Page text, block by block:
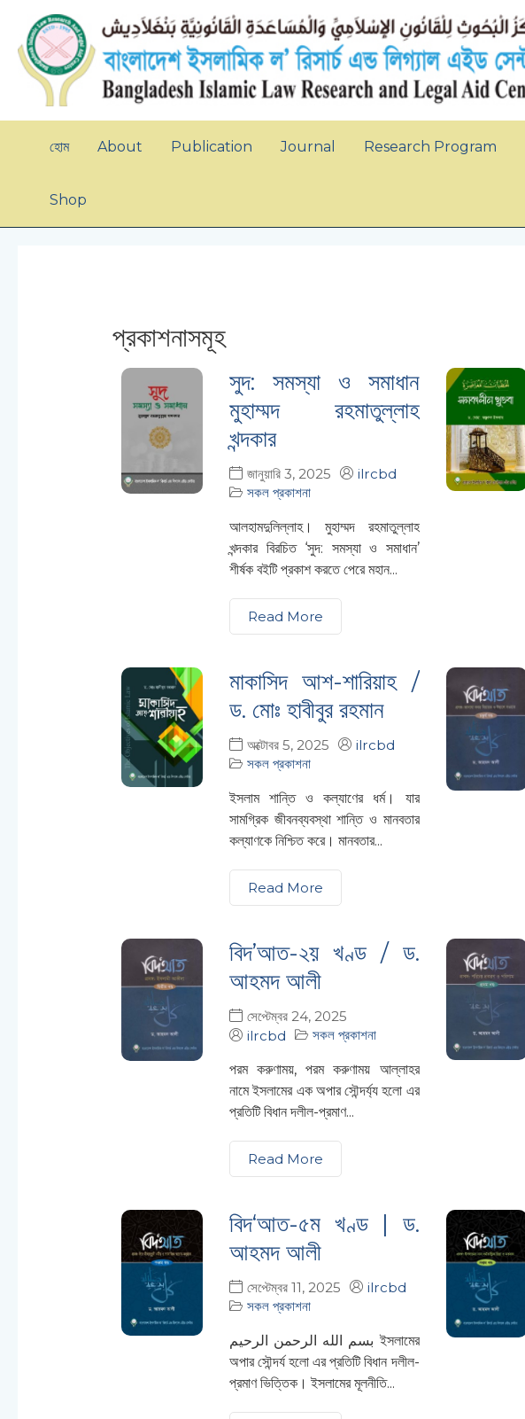
content
হোম About Publication Journal Research Program
Shop
প্রকাশনাসমূহ
সুদ: সমস্যা ও সমাধান
মুহাম্মদ রহমাতুল্লাহ
খন্দকার
জানুয়ারি 3, 2025
ilrcbd
সকল প্রকাশনা
আলহামদুলিল্লাহ। মুহাম্মদ রহমাতুল্লাহ
খন্দকার বিরচিত ‘সুদ: সমস্যা ও সমাধান’
শীর্ষক বইটি প্রকাশ করতে পেরে মহান...
Read More
মাকাসিদ আশ-শারিয়াহ /
ড. মোঃ হাবীবুর রহমান
অক্টোবর 5, 2025
ilrcbd
সকল প্রকাশনা
ইসলাম শান্তি ও কল্যাণের ধর্ম। যার
সামগ্রিক জীবনব্যবস্থা শান্তি ও মানবতার
কল্যাণকে নিশ্চিত করে। মানবতার...
Read More
বিদ’আত-২য় খণ্ড / ড.
আহমদ আলী
সেপ্টেম্বর 24, 2025
ilrcbd
সকল প্রকাশনা
পরম করুণাময়, পরম করুণাময় আল্লাহর
নামে ইসলামের এক অপার সৌন্দর্য্য হলো এর
প্রতিটি বিধান দলীল-প্রমাণ...
Read More
বিদ‘আত-৫ম খণ্ড | ড.
আহমদ আলী
সেপ্টেম্বর 11, 2025
ilrcbd
সকল প্রকাশনা
بسم الله الرحمن الرحيم ইসলামের
অপার সৌন্দর্য হলো এর প্রতিটি বিধান দলীল-
প্রমাণ ভিত্তিক। ইসলামের মূলনীতি...